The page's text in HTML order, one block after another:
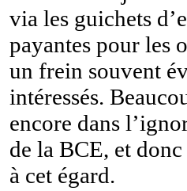
via les guichets
payantes pour les
un frein souvent
intéressés.
encore dans
de la BCE, et
à cet égard.